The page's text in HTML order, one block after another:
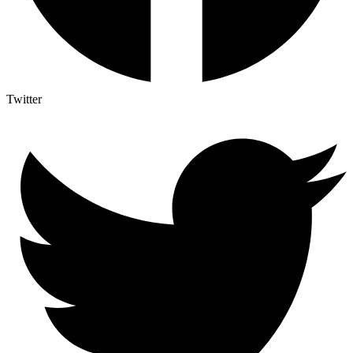
Twitter